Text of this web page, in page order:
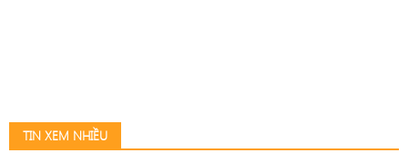
TIN XEM NHIỀU